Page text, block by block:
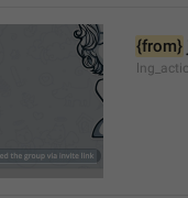
{from}